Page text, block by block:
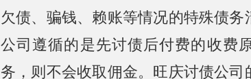
欠债、骗钱、赖账等情况的特殊债务
公司遵循的是先讨债后付费的收费
务，则不会收取佣金。旺庆讨债公